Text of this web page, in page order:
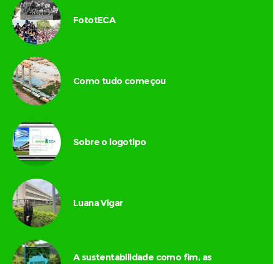
FototECA
Como tudo começou
Sobre o logotipo
Luana Vigar
A sustentabilidade como fim, as